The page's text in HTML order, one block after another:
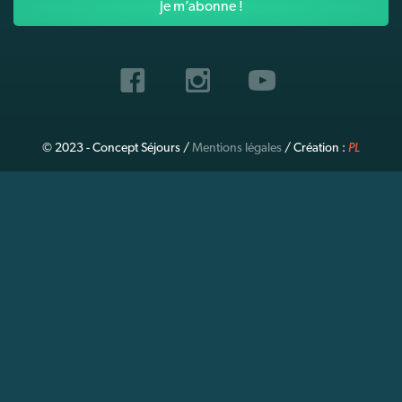
© 2023 - Concept Séjours / Mentions légales / Création : PL